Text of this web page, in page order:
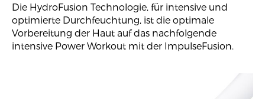
Die HydroFusion Technologie, für intensive und
optimierte Durchfeuchtung, ist die optimale
Vorbereitung der Haut auf das nachfolgende
intensive Power Workout mit der ImpulseFusion.